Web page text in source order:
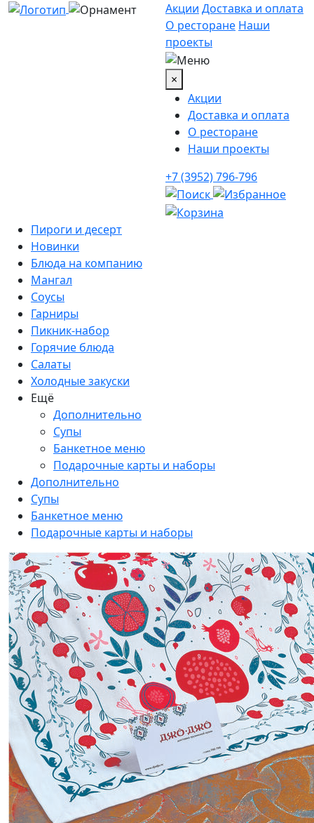
Акции Доставка и оплата
О ресторане Наши
проекты
×
Акции
Доставка и оплата
О ресторане
Наши проекты
+7 (3952) 796-796
Пироги и десерт
Новинки
Блюда на компанию
Мангал
Соусы
Гарниры
Пикник-набор
Горячие блюда
Салаты
Холодные закуски
Ещё
Дополнительно
Супы
Банкетное меню
Подарочные карты и наборы
Дополнительно
Супы
Банкетное меню
Подарочные карты и наборы